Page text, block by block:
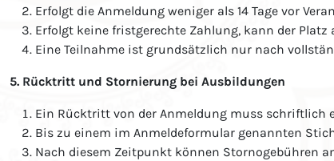
Erfolgt die Anmeldung weniger als 14 Tage vor
Erfolgt keine fristgerechte Zahlung, kann der Platz
Eine Teilnahme ist grundsätzlich nur nach
5. Rücktritt und Stornierung bei Ausbildungen
Ein Rücktritt von der Anmeldung muss schriftlich
Bis zu einem im Anmeldeformular genannten
Nach diesem Zeitpunkt können Stornogebühren